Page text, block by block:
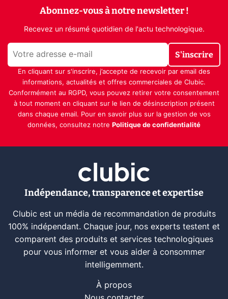
Abonnez-vous à notre newsletter !
Recevez un résumé quotidien de l'actu technologique.
S'inscrire
En cliquant sur s'inscrire, j’accepte de recevoir par email des
informations, actualités et offres commerciales de Clubic.
Conformément au RGPD, vous pouvez retirer votre consentement
à tout moment en cliquant sur le lien de désinscription présent
dans chaque email. Pour en savoir plus sur la gestion de vos
données, consultez notre Politique de confidentialité
Indépendance, transparence et expertise
Clubic est un média de recommandation de produits
100% indépendant. Chaque jour, nos experts testent et
comparent des produits et services technologiques
pour vous informer et vous aider à consommer
intelligemment.
À propos